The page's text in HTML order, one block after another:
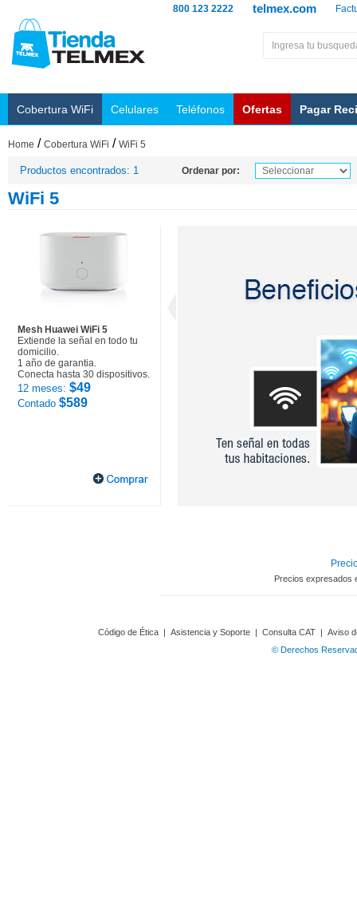
telmex.com
800 123 2222
Cobertura WiFi Celulares Teléfonos Ofertas Pagar
Home / Cobertura WiFi / WiFi 5
Productos encontrados: 1 Ordenar por:
WiFi 5
Mesh Huawei WiFi 5
Extiende la señal en todo tu
domicilio.
1 año de garantia.
Conecta hasta 30 dispositivos.
12 meses: $49
Contado $589
Precios expresados
Código de Ética | Asistencia y Soporte | Consulta CAT | Aviso
© Derechos